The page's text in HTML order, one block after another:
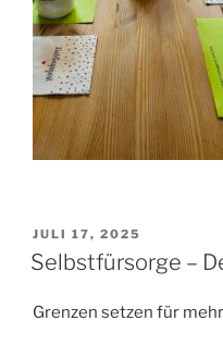
VERÖFFENTLICHT
AM
JULI 17, 2025
Selbstfürsorge –
Grenzen setzen für